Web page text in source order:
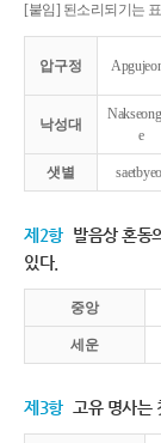
[붙임] 된소리되기는
압구정
낙성대
e
샛별
제2항 발음상 혼동
있다.
중앙
세운
제3항 고유 명사는